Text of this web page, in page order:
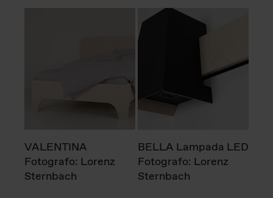
VALENTINA
Fotografo: Lorenz
Sternbach
BELLA Lampada LED
Fotografo: Lorenz
Sternbach